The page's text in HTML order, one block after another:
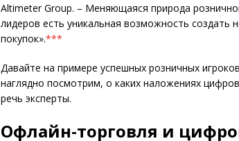
Altimeter Group. – Меняющаяся природа
лидеров есть уникальная возможность создать
покупок».***
Давайте на примере успешных розничных
наглядно посмотрим, о каких наложениях
речь эксперты.
Офлайн-торговля и